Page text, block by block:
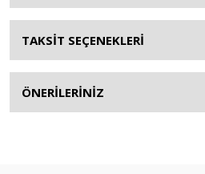
TAKSİT SEÇENEKLERİ
ÖNERİLERİNİZ